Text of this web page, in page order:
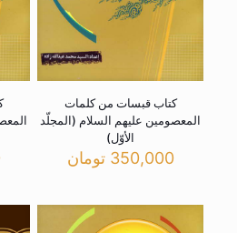
کتاب قبسات من کلمات
المعصومین علیهم السلام (المجلّد
الأوّل)
350,000 تومان